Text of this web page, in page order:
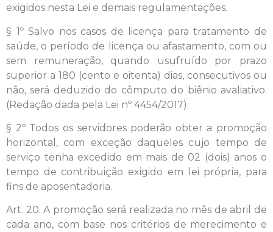
exigidos nesta Lei e demais regulamentações.
§ 1º Salvo nos casos de licença para tratamento de
saúde, o período de licença ou afastamento, com ou
sem remuneração, quando usufruído por prazo
superior a 180 (cento e oitenta) dias, consecutivos ou
não, será deduzido do cômputo do biênio avaliativo.
(Redação dada pela Lei nº 4454/2017)
§ 2º Todos os servidores poderão obter a promoção
horizontal, com exceção daqueles cujo tempo de
serviço tenha excedido em mais de 02 (dois) anos o
tempo de contribuição exigido em lei própria, para
fins de aposentadoria.
Art. 20. A promoção será realizada no mês de abril de
cada ano, com base nos critérios de merecimento e